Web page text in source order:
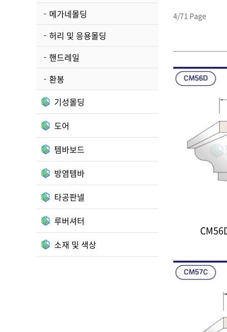
메가네몰딩
허리 및 응용몰딩
핸드레일
환봉
기성몰딩
도어
템바보드
방염템바
타공판넬
루버셔터
소재 및 색상
4/71 Page